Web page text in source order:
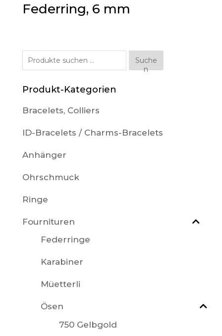
Federring, 6 mm
Suche
nach:
Suche
n
Produkt-Kategorien
Bracelets, Colliers
ID-Bracelets / Charms-Bracelets
Anhänger
Ohrschmuck
Ringe
Fournituren
Federringe
Karabiner
Müetterli
Ösen
750 Gelbgold